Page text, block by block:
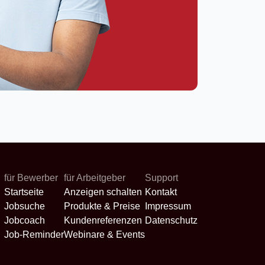
für Bewerber
Startseite
Jobsuche
Jobcoach
Job-Reminder
für Arbeitgeber
Anzeigen schalten
Produkte & Preise
Kundenreferenzen
Webinare & Events
Support
Kontakt
Impressum
Datenschutz